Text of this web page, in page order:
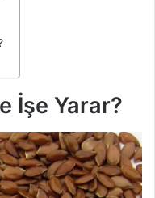
İşe Yarar?